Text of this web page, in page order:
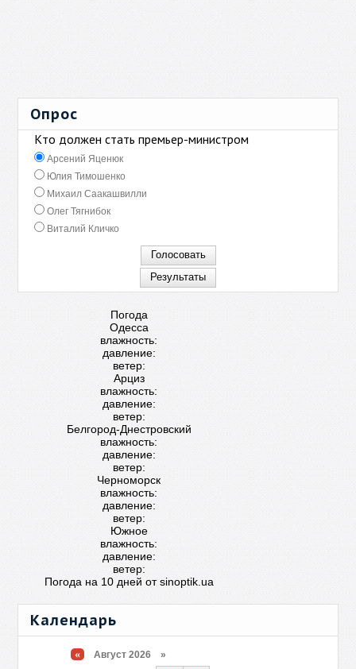
Опрос
Кто должен стать премьер-министром
Арсений Яценюк
Юлия Тимошенко
Михаил Саакашвилли
Олег Тягнибок
Виталий Кличко
Погода
Одесса
влажность:
давление:
ветер:
Арциз
влажность:
давление:
ветер:
Белгород-Днестровский
влажность:
давление:
ветер:
Черноморск
влажность:
давление:
ветер:
Южное
влажность:
давление:
ветер:
Погода на 10 дней отsinoptik.ua
Календарь
« Август 2026 »